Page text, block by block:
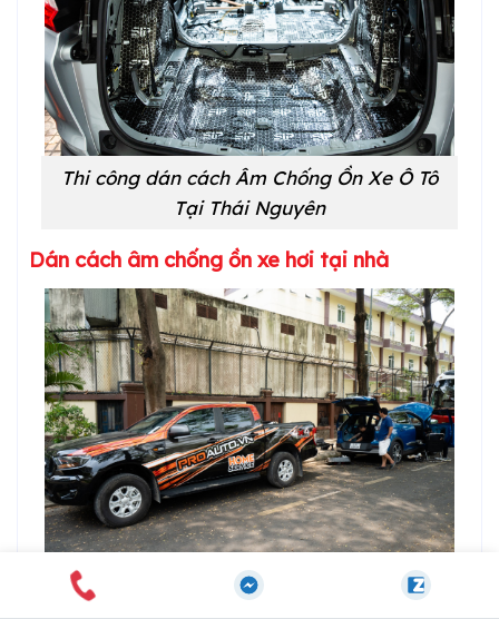
Thi công dán cách Âm Chống Ồn Xe Ô Tô
Tại Thái Nguyên
Dán cách âm chống ồn xe hơi tại nhà
Thi công dán cách âm chống ồn tại nhà